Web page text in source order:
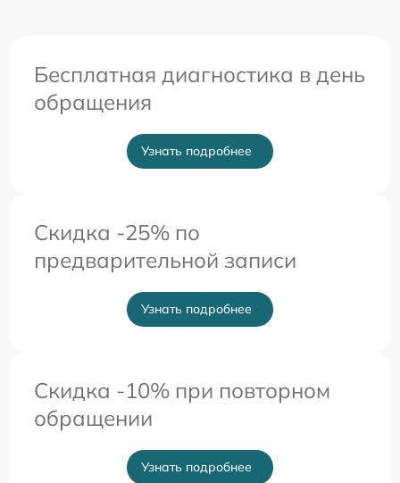
Бесплатная диагностика в день
обращения
Узнать подробнее
Скидка -25% по
предварительной записи
Узнать подробнее
Скидка -10% при повторном
обращении
Узнать подробнее